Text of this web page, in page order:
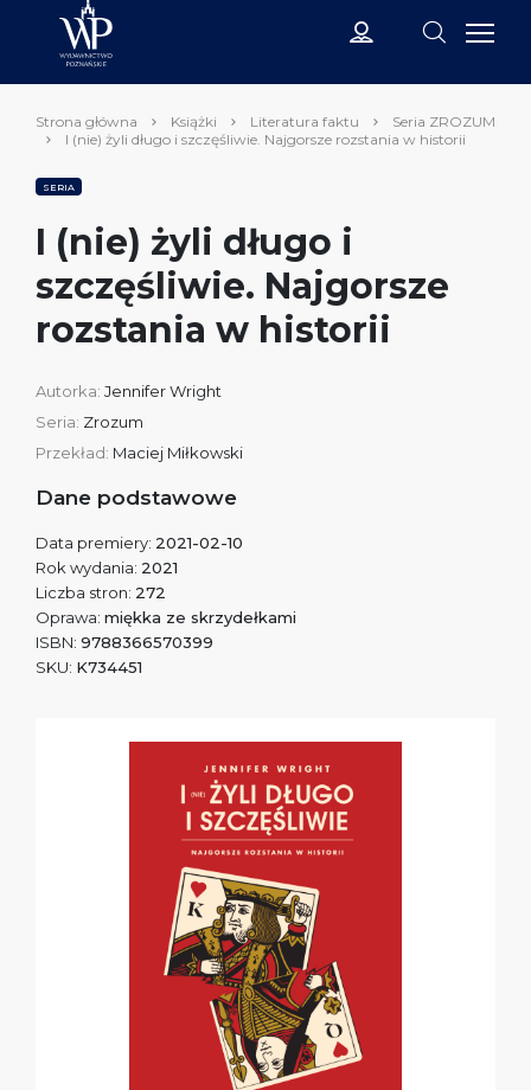
Strona główna Książki Literatura faktu
Seria ZROZUM
I (nie) żyli długo i szczęśliwie. Najgorsze rozstania w historii
SERIA
I (nie) żyli długo i
szczęśliwie. Najgorsze
rozstania w historii
Autorka: Jennifer Wright
Seria: Zrozum
Przekład: Maciej Miłkowski
Dane podstawowe
Data premiery: 2021-02-10
Rok wydania: 2021
Liczba stron: 272
Oprawa: miękka ze skrzydełkami
ISBN: 9788366570399
SKU: K734451